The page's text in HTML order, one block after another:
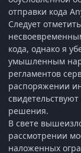
отправки кода
Следует
кода, однако я
умышленным
регламентов
распоряжении
решения.
В свете
рассмотрении
наложенных